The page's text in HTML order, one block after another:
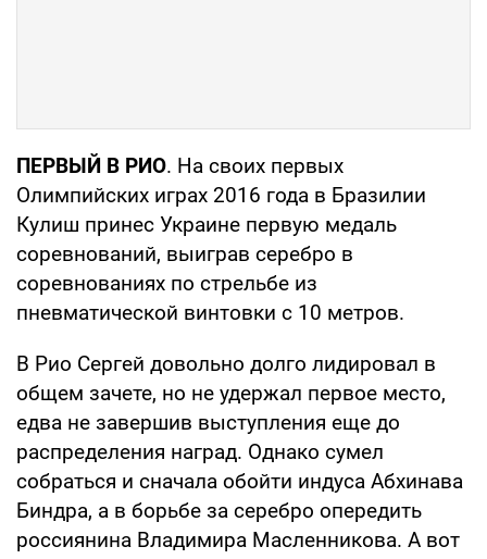
ПЕРВЫЙ В РИО. На своих первых
Олимпийских играх 2016 года в Бразилии
Кулиш принес Украине первую медаль
соревнований, выиграв серебро в
соревнованиях по стрельбе из
пневматической винтовки с 10 метров.
В Рио Сергей довольно долго лидировал в
общем зачете, но не удержал первое место,
едва не завершив выступления еще до
распределения наград. Однако сумел
собраться и сначала обойти индуса Абхинава
Биндра, а в борьбе за серебро опередить
россиянина Владимира Масленникова. А вот